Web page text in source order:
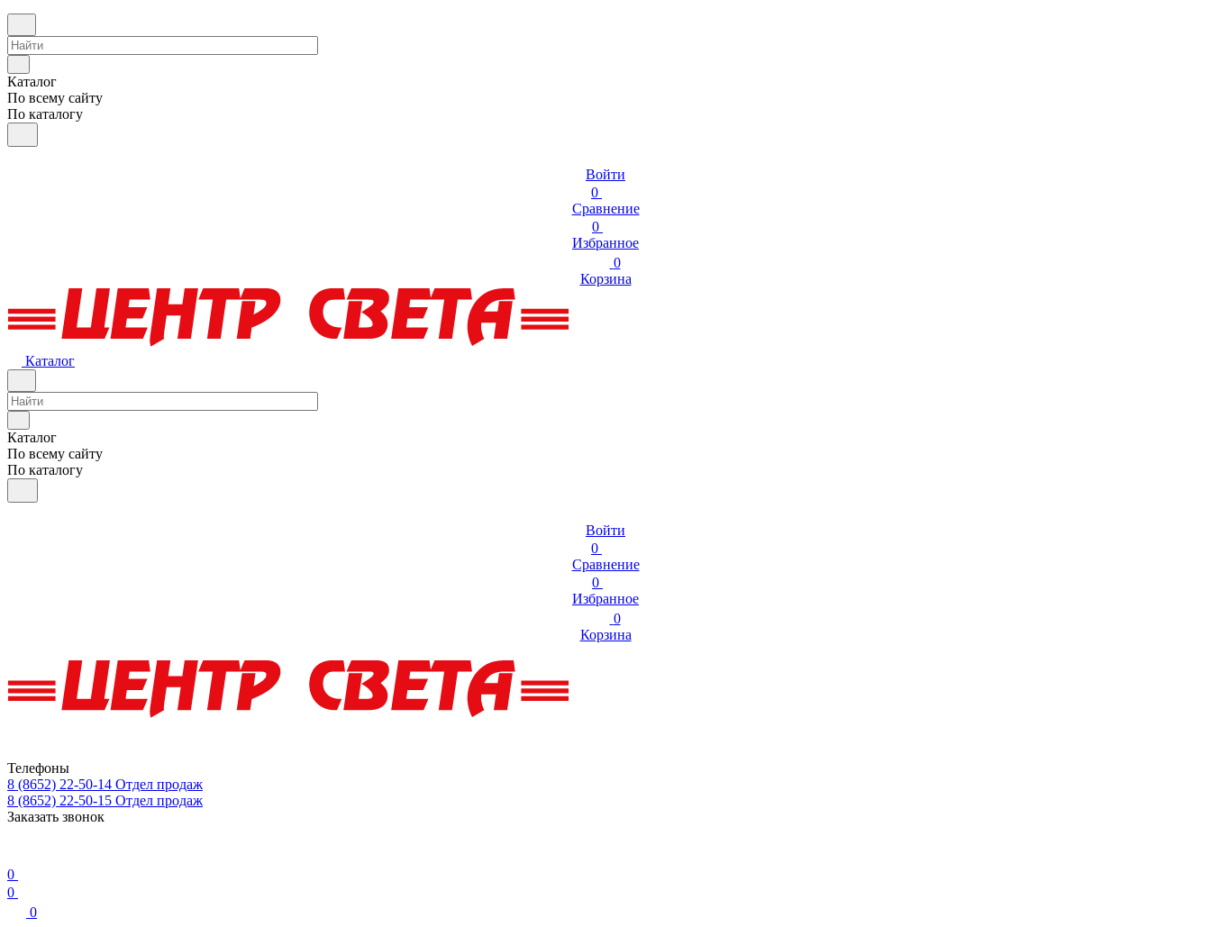
Каталог
По всему сайту
По каталогу
Войти
0
Сравнение
0
Избранное
0
Корзина
Каталог
Каталог
По всему сайту
По каталогу
Войти
0
Сравнение
0
Избранное
0
Корзина
Телефоны
8 (8652) 22-50-14 Отдел продаж
8 (8652) 22-50-15 Отдел продаж
Заказать звонок
0
0
0